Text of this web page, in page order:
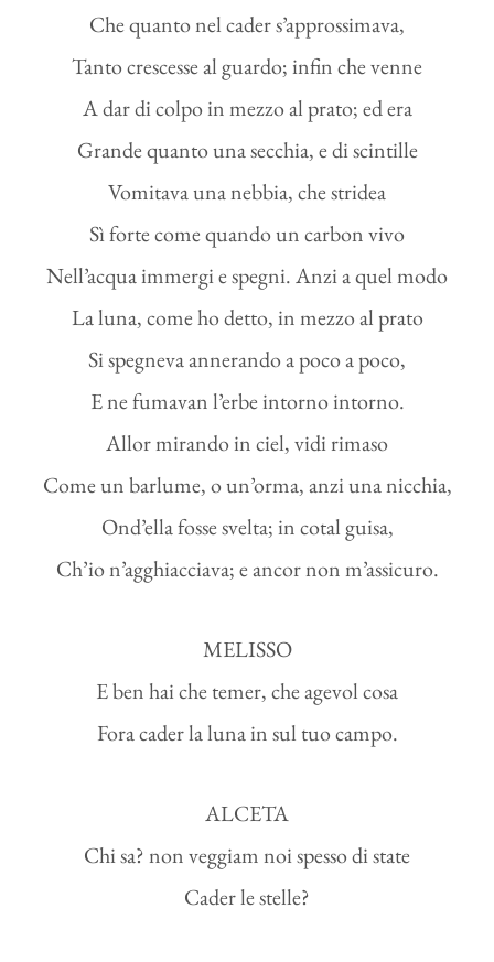
Che quanto nel cader s’approssimava,
Tanto crescesse al guardo; infin che venne
A dar di colpo in mezzo al prato; ed era
Grande quanto una secchia, e di scintille
Vomitava una nebbia, che stridea
Sì forte come quando un carbon vivo
Nell’acqua immergi e spegni. Anzi a quel modo
La luna, come ho detto, in mezzo al prato
Si spegneva annerando a poco a poco,
E ne fumavan l’erbe intorno intorno.
Allor mirando in ciel, vidi rimaso
Come un barlume, o un’orma, anzi una nicchia,
Ond’ella fosse svelta; in cotal guisa,
Ch’io n’agghiacciava; e ancor non m’assicuro.
MELISSO
E ben hai che temer, che agevol cosa
Fora cader la luna in sul tuo campo.
ALCETA
Chi sa? non veggiam noi spesso di state
Cader le stelle?